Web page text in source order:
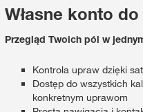
Własne konto
Przegląd Twoich pól w
Kontrola upraw dzięki
Dostęp do wszystkich
konkretnym uprawom